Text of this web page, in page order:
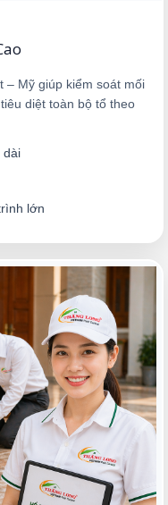
– Mỹ giúp kiểm soát mối
diệt toàn bộ tổ theo
dài
lớn